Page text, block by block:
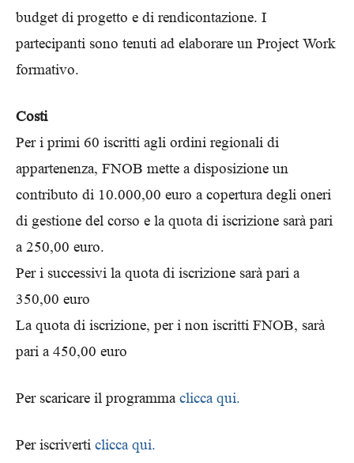
budget di progetto e di rendicontazione. I
partecipanti sono tenuti ad elaborare un Project Work
formativo.
Costi
Per i primi 60 iscritti agli ordini regionali di
appartenenza, FNOB mette a disposizione un
contributo di 10.000,00 euro a copertura degli oneri
di gestione del corso e la quota di iscrizione sarà pari
a 250,00 euro.
Per i successivi la quota di iscrizione sarà pari a
350,00 euro
La quota di iscrizione, per i non iscritti FNOB, sarà
pari a 450,00 euro
Per scaricare il programmaclicca qui.
Per iscriverti clicca qui.